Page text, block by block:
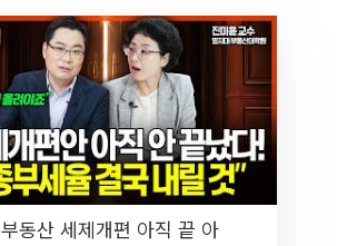
부동산 세제개편 아직 끝 아